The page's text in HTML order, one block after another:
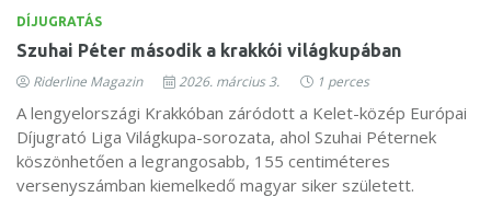
DÍJUGRATÁS
Szuhai Péter második a krakkói világkupában
Riderline Magazin 2026. március 3. 1 perces
A lengyelországi Krakkóban záródott a Kelet-közép Európai
Díjugrató Liga Világkupa-sorozata, ahol Szuhai Péternek
köszönhetően a legrangosabb, 155 centiméteres
versenyszámban kiemelkedő magyar siker született.